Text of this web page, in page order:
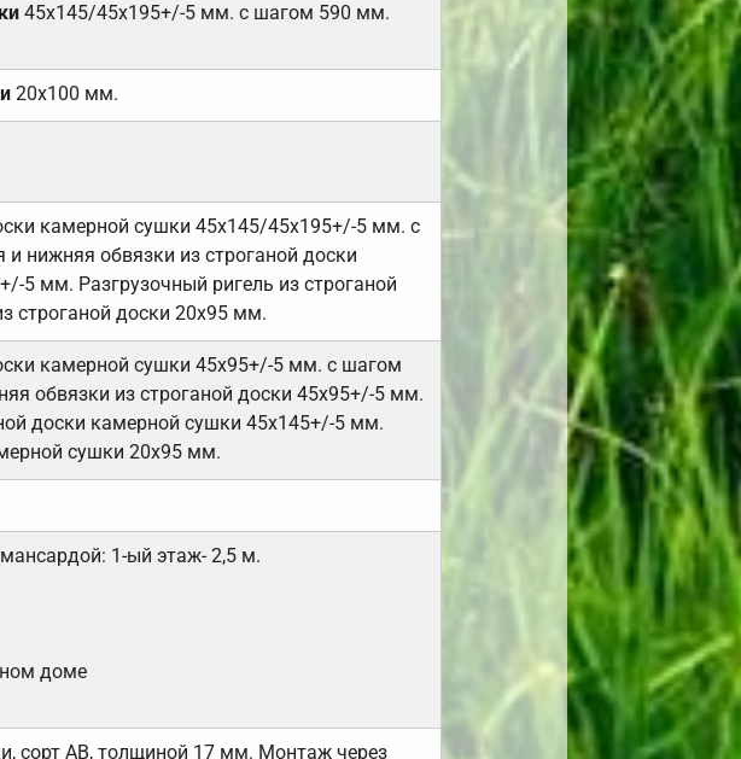
45х145/45х195+/-5 мм. с шагом 590 мм.
20х100 мм.
камерной сушки 45х145/45х195+/-5 мм. с
нижняя обвязки из строганой доски
5 мм. Разгрузочный ригель из строганой
строганой доски 20х95 мм.
камерной сушки 45х95+/-5 мм. с шагом
обвязки из строганой доски 45х95+/-5 мм.
доски камерной сушки 45х145+/-5 мм.
сушки 20х95 мм.
1-ый этаж- 2,5 м.
доме
сорт АВ, толщиной 17 мм. Монтаж через